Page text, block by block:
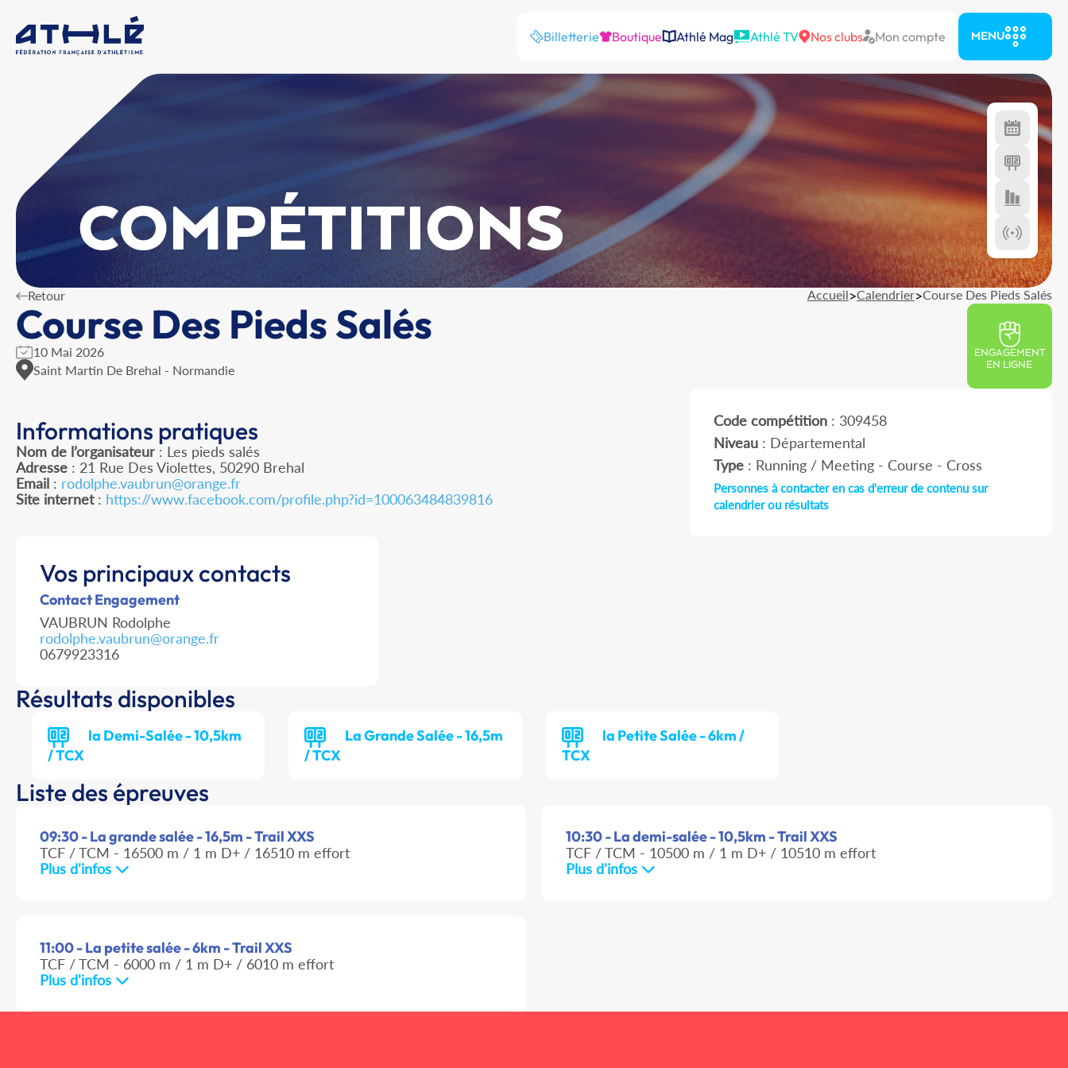
Billetterie Boutique Athlé Mag Athlé TV Nos clubs Mon compte MENU
COMPÉTITIONS
Retour Accueil>Calendrier>Course Des Pieds Salés
Course Des Pieds Salés
10 Mai 2026
Saint Martin De Brehal - Normandie
ENGAGEMENT
EN LIGNE
Informations pratiques
Nom de l’organisateur : Les pieds salés
Adresse : 21 Rue Des Violettes, 50290 Brehal
Email : rodolphe.vaubrun@orange.fr
Site internet: https://www.facebook.com/profile.php?id=100063484839816
Code compétition: 309458
Niveau: Départemental
Type: Running / Meeting - Course - Cross
Personnes à contacter en cas d'erreur de contenu sur
calendrier ou résultats
Vos principaux contacts
Contact Engagement
VAUBRUN Rodolphe
rodolphe.vaubrun@orange.fr
0679923316
Résultats disponibles
la Demi-Salée - 10,5km
/ TCX
La Grande Salée - 16,5m
/ TCX
la Petite Salée - 6km /
TCX
Liste des épreuves
09:30 - La grande salée - 16,5m - Trail XXS
TCF / TCM - 16500 m / 1 m D+ / 16510 m effort
Plus d'infos
10:30 - La demi-salée - 10,5km - Trail XXS
TCF / TCM - 10500 m / 1 m D+ / 10510 m effort
Plus d'infos
11:00 - La petite salée - 6km - Trail XXS
TCF / TCM - 6000 m / 1 m D+ / 6010 m effort
Plus d'infos